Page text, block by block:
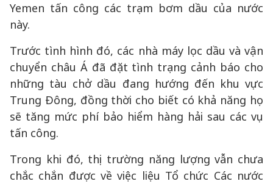
Yemen tấn công các trạm bơm dầu của nước
này.
Trước tình hình đó, các nhà máy lọc dầu và vận
chuyển châu Á đã đặt tình trạng cảnh báo cho
những tàu chở dầu đang hướng đến khu vực
Trung Đông, đồng thời cho biết có khả năng họ
sẽ tăng mức phí bảo hiểm hàng hải sau các vụ
tấn công.
Trong khi đó, thị trường năng lượng vẫn chưa
chắc chắn được về việc liệu Tổ chức Các nước